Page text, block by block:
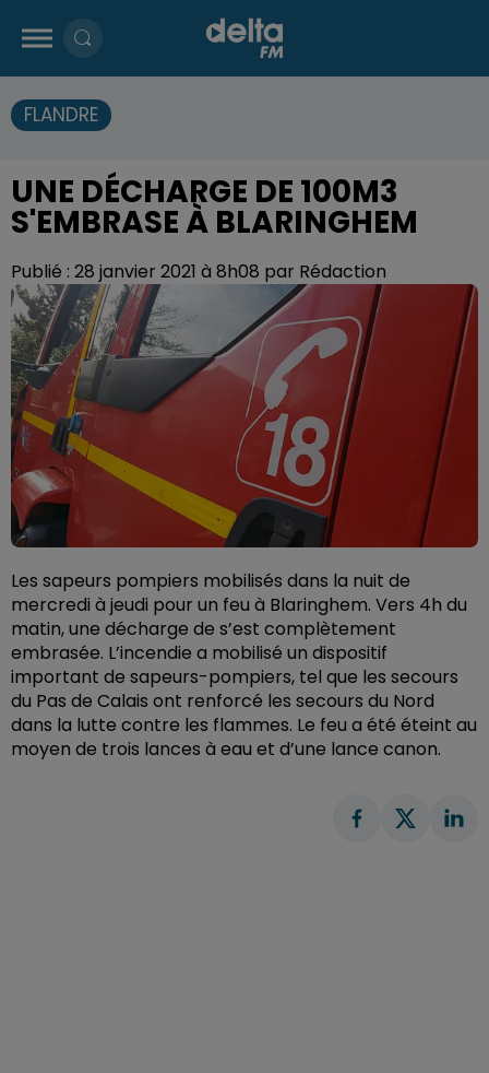
FLANDRE
UNE DÉCHARGE DE 100M3
S'EMBRASE À BLARINGHEM
Publié : 28 janvier 2021 à 8h08 par Rédaction
Les sapeurs pompiers mobilisés dans la nuit de
mercredi à jeudi pour un feu à Blaringhem. Vers 4h du
matin, une décharge de s’est complètement
embrasée. L’incendie a mobilisé un dispositif
important de sapeurs-pompiers, tel que les secours
du Pas de Calais ont renforcé les secours du Nord
dans la lutte contre les flammes. Le feu a été éteint au
moyen de trois lances à eau et d’une lance canon.